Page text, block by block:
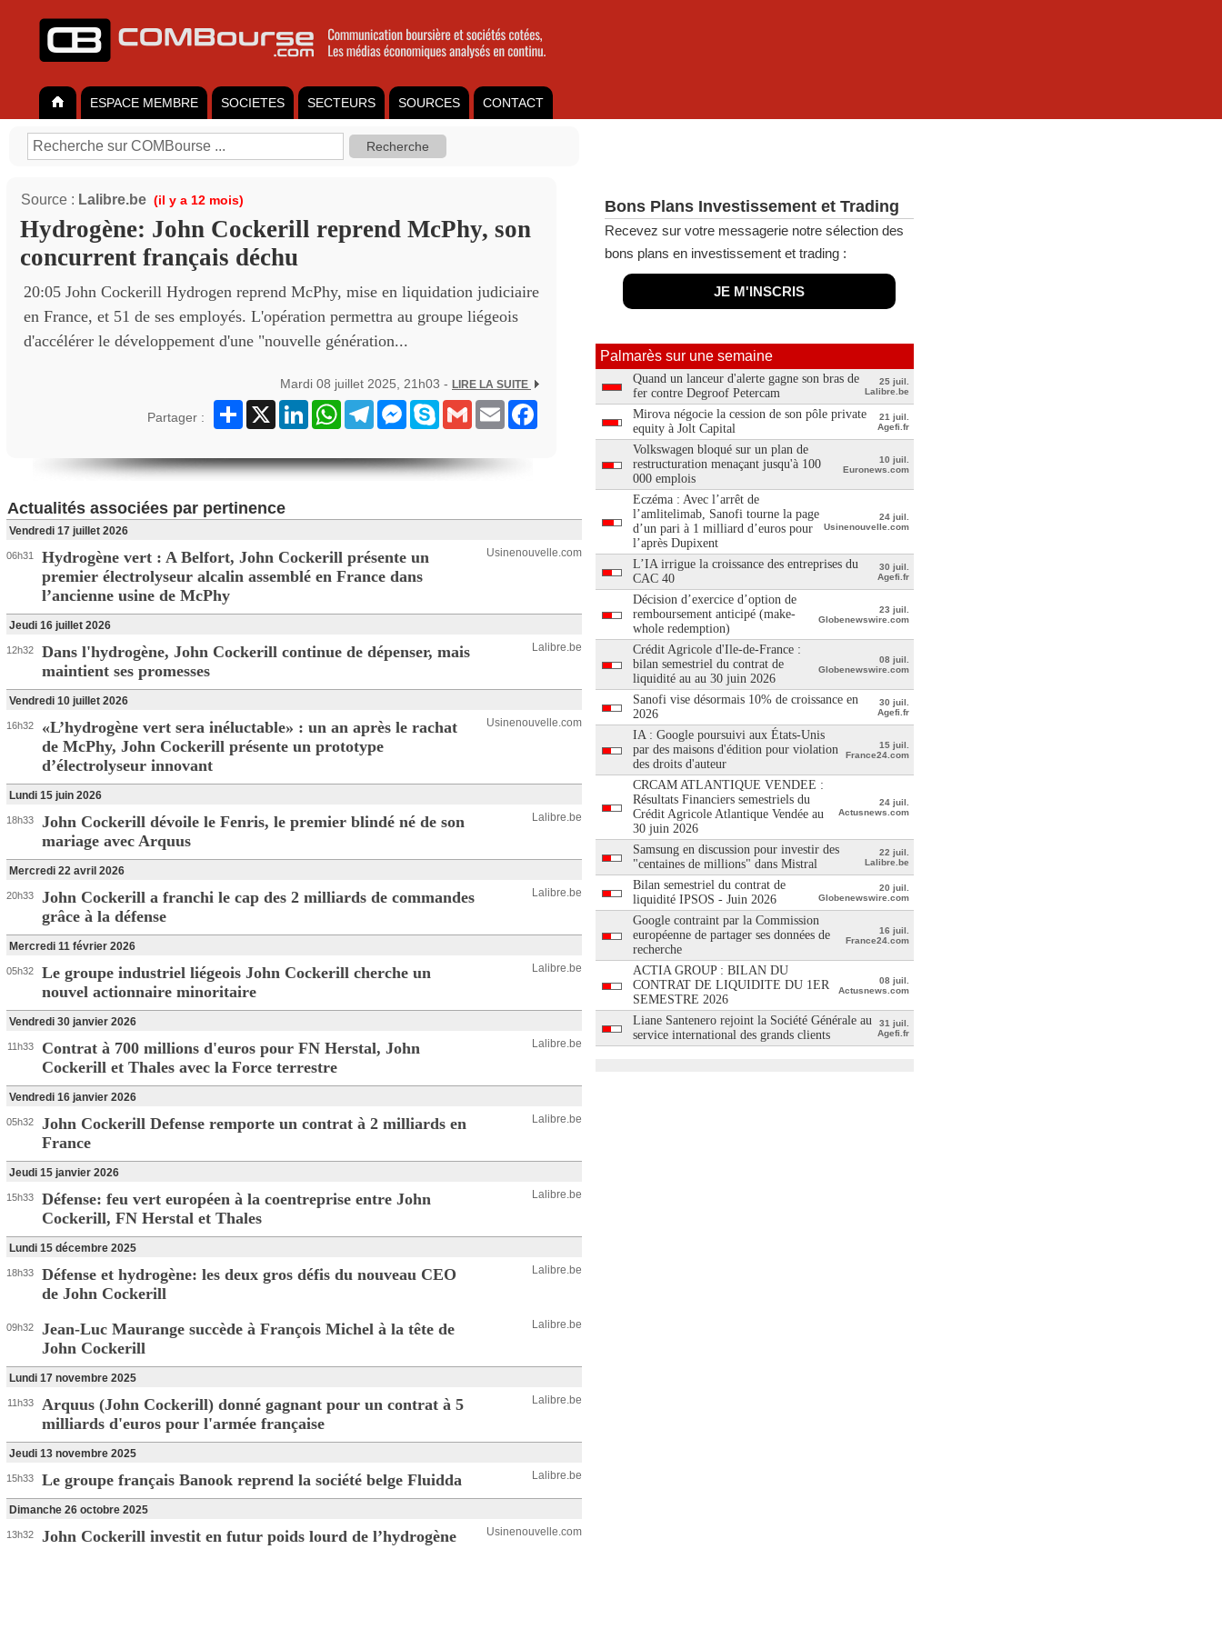
ESPACE MEMBRE SOCIETES SECTEURS SOURCES CONTACT
Source : Lalibre.be (il y a 12 mois)
Hydrogène: John Cockerill reprend McPhy, son
concurrent français déchu
20:05 John Cockerill Hydrogen reprend McPhy, mise en liquidation judiciaire
en France, et 51 de ses employés. L'opération permettra au groupe liégeois
d'accélérer le développement d'une "nouvelle génération...
Mardi 08 juillet 2025, 21h03 - LIRE LA SUITE
Partager :
Partager
X LinkedInWhatsAppTelegramMessenger
Skype Gmail Email
Actualités associées par pertinence
Vendredi 17 juillet 2026
06h31
Hydrogène vert : A Belfort, John Cockerill présente un
premier électrolyseur alcalin assemblé en France dans
l’ancienne usine de McPhy
Usinenouvelle.com
Jeudi 16 juillet 2026
12h32
Dans l'hydrogène, John Cockerill continue de dépenser, mais
maintient ses promesses
Lalibre.be
Vendredi 10 juillet 2026
16h32
«L’hydrogène vert sera inéluctable» : un an après le rachat
de McPhy, John Cockerill présente un prototype
d’électrolyseur innovant
Usinenouvelle.com
Lundi 15 juin 2026
18h33
John Cockerill dévoile le Fenris, le premier blindé né de son
mariage avec Arquus
Lalibre.be
Mercredi 22 avril 2026
20h33
John Cockerill a franchi le cap des 2 milliards de commandes
grâce à la défense
Lalibre.be
Mercredi 11 février 2026
05h32
Le groupe industriel liégeois John Cockerill cherche un
nouvel actionnaire minoritaire
Lalibre.be
Vendredi 30 janvier 2026
11h33
Contrat à 700 millions d'euros pour FN Herstal, John
Cockerill et Thales avec la Force terrestre
Lalibre.be
Vendredi 16 janvier 2026
05h32
John Cockerill Defense remporte un contrat à 2 milliards en
France
Lalibre.be
Jeudi 15 janvier 2026
15h33
Défense: feu vert européen à la coentreprise entre John
Cockerill, FN Herstal et Thales
Lalibre.be
Lundi 15 décembre 2025
18h33
Défense et hydrogène: les deux gros défis du nouveau CEO
de John Cockerill
Lalibre.be
09h32
Jean-Luc Maurange succède à François Michel à la tête de
John Cockerill
Lalibre.be
Lundi 17 novembre 2025
11h33
Arquus (John Cockerill) donné gagnant pour un contrat à 5
milliards d'euros pour l'armée française
Lalibre.be
Jeudi 13 novembre 2025
15h33 Le groupe français Banook reprend la société belge Fluidda Lalibre.be
Dimanche 26 octobre 2025
13h32 John Cockerill investit en futur poids lourd de l’hydrogène Usinenouvelle.com
Bons Plans Investissement et Trading
Recevez sur votre messagerie notre sélection des
bons plans en investissement et trading :
JE M'INSCRIS
Palmarès sur une semaine
Quand un lanceur d'alerte gagne son bras de
fer contre Degroof Petercam
25 juil.
Lalibre.be
Mirova négocie la cession de son pôle private
equity à Jolt Capital
21 juil.
Agefi.fr
Volkswagen bloqué sur un plan de
restructuration menaçant jusqu'à 100
000 emplois
10 juil.
Euronews.com
Eczéma : Avec l’arrêt de
l’amlitelimab, Sanofi tourne la page
d’un pari à 1 milliard d’euros pour
l’après Dupixent
24 juil.
Usinenouvelle.com
L’IA irrigue la croissance des entreprises du
CAC 40
30 juil.
Agefi.fr
Décision d’exercice d’option de
remboursement anticipé (make-
whole redemption)
23 juil.
Globenewswire.com
Crédit Agricole d'Ile-de-France :
bilan semestriel du contrat de
liquidité au au 30 juin 2026
08 juil.
Globenewswire.com
Sanofi vise désormais 10% de croissance en
2026
30 juil.
Agefi.fr
IA : Google poursuivi aux États-Unis
par des maisons d'édition pour violation
des droits d'auteur
15 juil.
France24.com
CRCAM ATLANTIQUE VENDEE :
Résultats Financiers semestriels du
Crédit Agricole Atlantique Vendée au
30 juin 2026
24 juil.
Actusnews.com
Samsung en discussion pour investir des
"centaines de millions" dans Mistral
22 juil.
Lalibre.be
Bilan semestriel du contrat de
liquidité IPSOS - Juin 2026
20 juil.
Globenewswire.com
Google contraint par la Commission
européenne de partager ses données de
recherche
16 juil.
France24.com
ACTIA GROUP : BILAN DU
CONTRAT DE LIQUIDITE DU 1ER
SEMESTRE 2026
08 juil.
Actusnews.com
Liane Santenero rejoint la Société Générale au
service international des grands clients
31 juil.
Agefi.fr